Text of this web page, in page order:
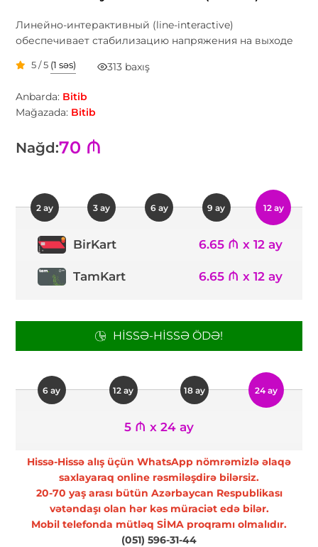
Линейно-интерактивный (line-interactive)
обеспечивает стабилизацию напряжения на выходе
5 / 5 (1 səs) 313 baxış
Anbarda: Bitib
Mağazada: Bitib
Nağd:70 ₼
2 ay 3 ay 6 ay 9 ay 12 ay
BirKart 6.65 ₼ x 12 ay
TamKart 6.65 ₼ x 12 ay
HISSƏ-HISSƏ ÖDƏ!
6 ay 12 ay 18 ay 24 ay
5 ₼ x 24 ay
Hissə-Hissə alış üçün WhatsApp nömrəmizlə əlaqə
saxlayaraq online rəsmiləşdirə bilərsiz.
20-70 yaş arası bütün Azərbaycan Respublikası
vətəndaşı olan hər kəs müraciət edə bilər.
Mobil telefonda mütləq SİMA proqramı olmalıdır.
(051) 596-31-44